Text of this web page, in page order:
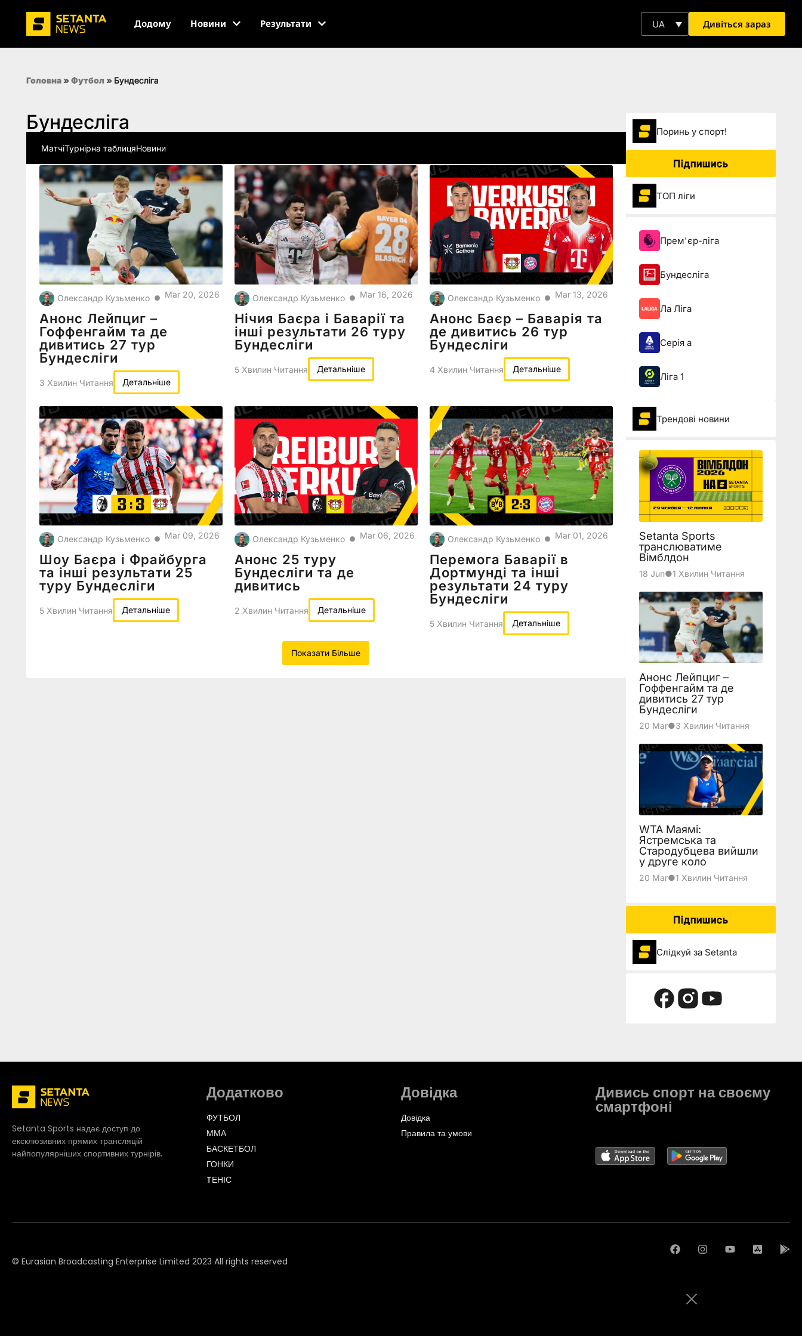
Додому Новини Результати UA Дивіться зараз
Головна »Футбол » Бундесліга
Бундесліга
МатчіТурнірна таблицяНовини
Олександр Кузьменко ● Mar 20, 2026
Анонс Лейпциг –
Гоффенгайм та де
дивитись 27 тур
Бундесліги
3 Хвилин Читання Детальніше
Олександр Кузьменко ● Mar 16, 2026
Нічия Баєра і Баварії та
інші результати 26 туру
Бундесліги
5 Хвилин Читання Детальніше
Олександр Кузьменко ● Mar 13, 2026
Анонс Баєр – Баварія та
де дивитись 26 тур
Бундесліги
4 Хвилин Читання Детальніше
Олександр Кузьменко ● Mar 09, 2026
Шоу Баєра і Фрайбурга
та інші результати 25
туру Бундесліги
5 Хвилин Читання Детальніше
Олександр Кузьменко ● Mar 06, 2026
Анонс 25 туру
Бундесліги та де
дивитись
2 Хвилин Читання Детальніше
Олександр Кузьменко ● Mar 01, 2026
Перемога Баварії в
Дортмунді та інші
результати 24 туру
Бундесліги
5 Хвилин Читання Детальніше
Показати Більше
Поринь у спорт!
Підпишись
ТОП ліги
Прем'єр-ліга
Бундесліга
Ла Ліга
Серія а
Ліга 1
Трендові новини
Setanta Sports
транслюватиме
Вімблдон
18 Jun●1 Хвилин Читання
Анонс Лейпциг –
Гоффенгайм та де
дивитись 27 тур
Бундесліги
20 Mar●3 Хвилин Читання
WTA Маямі:
Ястремська та
Стародубцева вийшли
у друге коло
20 Mar●1 Хвилин Читання
Підпишись
Слідкуй за Setanta
Setanta Sports надає доступ до
ексклюзивних прямих трансляцій
найпопулярніших спортивних турнірів.
Додатково
ФУТБОЛ
ММА
БАСКЕТБОЛ
ГОНКИ
TЕНІС
Довідка
Довідка
Правила та умови
Дивись спорт на своєму
смартфоні
© Eurasian Broadcasting Enterprise Limited 2023 All rights reserved